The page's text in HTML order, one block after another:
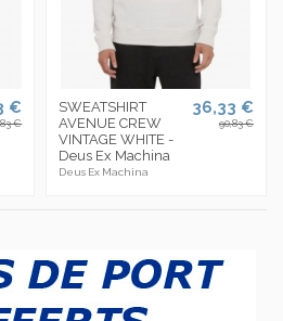
€
€
SWEATSHIRT
AVENUE CREW
VINTAGE WHITE -
Deus Ex Machina
Deus Ex Machina
36,33 €
90,83 €